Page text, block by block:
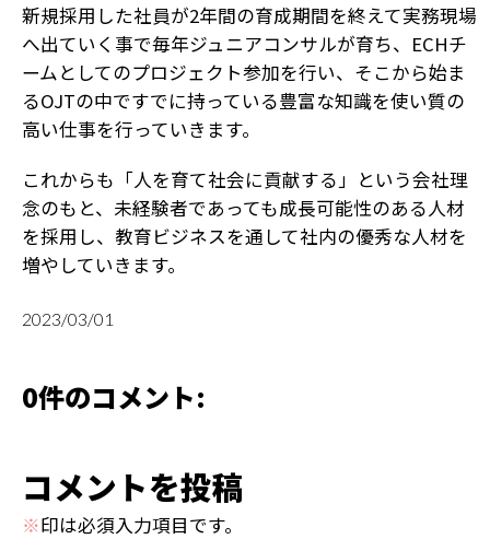
新規採用した社員が2年間の育成期間を終えて実務現場
へ出ていく事で毎年ジュニアコンサルが育ち、ECHチ
ームとしてのプロジェクト参加を行い、そこから始ま
るOJTの中ですでに持っている豊富な知識を使い質の
高い仕事を行っていきます。
これからも「人を育て社会に貢献する」という会社理
念のもと、未経験者であっても成長可能性のある人材
を採用し、教育ビジネスを通して社内の優秀な人材を
増やしていきます。
2023/03/01
0件のコメント:
コメントを投稿
※印は必須入力項目です。